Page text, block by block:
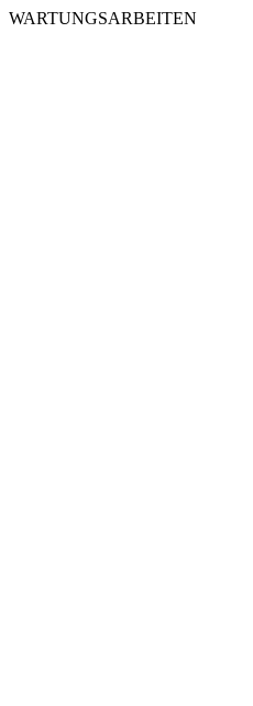
WARTUNGSARBEITEN